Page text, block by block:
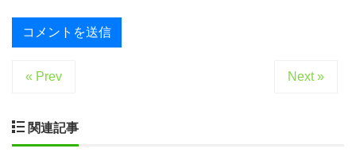
« Prev Next »
関連記事